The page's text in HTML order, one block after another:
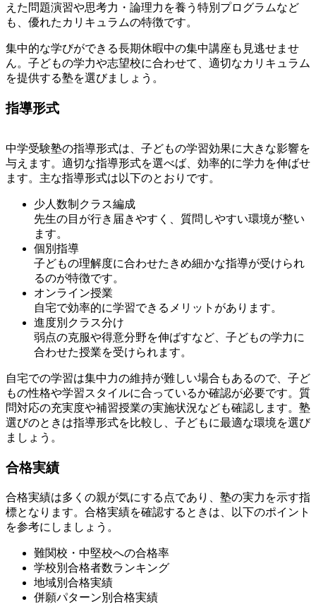
えた問題演習や思考力・論理力を養う特別プログラムなど
も、優れたカリキュラムの特徴です。
集中的な学びができる長期休暇中の集中講座も見逃せませ
ん。子どもの学力や志望校に合わせて、適切なカリキュラム
を提供する塾を選びましょう。
指導形式
中学受験塾の指導形式は、子どもの学習効果に大きな影響を
与えます。適切な指導形式を選べば、効率的に学力を伸ばせ
ます。主な指導形式は以下のとおりです。
少人数制クラス編成
先生の目が行き届きやすく、質問しやすい環境が整い
ます。
個別指導
子どもの理解度に合わせたきめ細かな指導が受けられ
るのが特徴です。
オンライン授業
自宅で効率的に学習できるメリットがあります。
進度別クラス分け
弱点の克服や得意分野を伸ばすなど、子どもの学力に
合わせた授業を受けられます。
自宅での学習は集中力の維持が難しい場合もあるので、子ど
もの性格や学習スタイルに合っているか確認が必要です。質
問対応の充実度や補習授業の実施状況なども確認します。塾
選びのときは指導形式を比較し、子どもに最適な環境を選び
ましょう。
合格実績
合格実績は多くの親が気にする点であり、塾の実力を示す指
標となります。合格実績を確認するときは、以下のポイント
を参考にしましょう。
難関校・中堅校への合格率
学校別合格者数ランキング
地域別合格実績
併願パターン別合格実績